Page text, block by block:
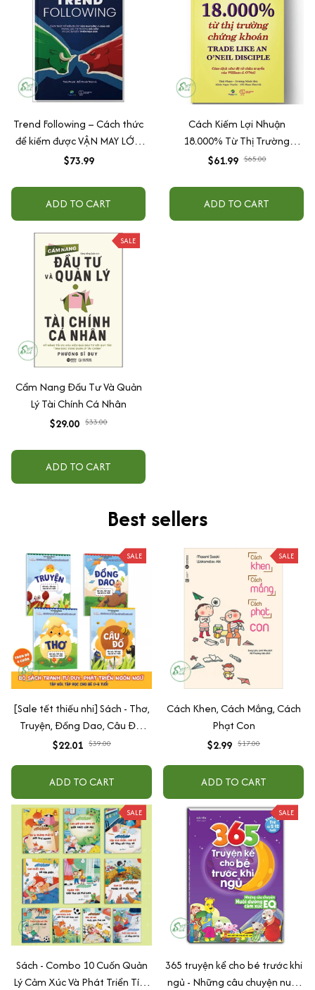
Trend Following – Cách thức
để kiếm được VẬN MAY LỚN
và GIÀU CÓ trong các thị
kiện THIÊN NGA ĐEN
$73.99
ADD TO CART
Cách Kiếm Lợi Nhuận
18.000% Từ Thị Trường
Chứng Khoán - Trade Like An
$61.99 $65.00
ADD TO CART
SALE
Cẩm Nang Đầu Tư Và Quản
Lý Tài Chính Cá Nhân
$29.00 $33.00
ADD TO CART
Best sellers
SALE
[Sale tết thiếu nhi] Sách - Thơ,
Truyện, Đồng Dao, Câu Đố,
Tập Nói Tập Đọc Cho Bé 0-6
$22.01 $39.00
ADD TO CART
SALE
Cách Khen, Cách Mắng, Cách
Phạt Con
$2.99 $17.00
ADD TO CART
SALE
Sách - Combo 10 Cuốn Quản
Lý Cảm Xúc Và Phát Triển Tính
SALE
365 truyện kể cho bé trước khi
ngủ - Những câu chuyện nuôi